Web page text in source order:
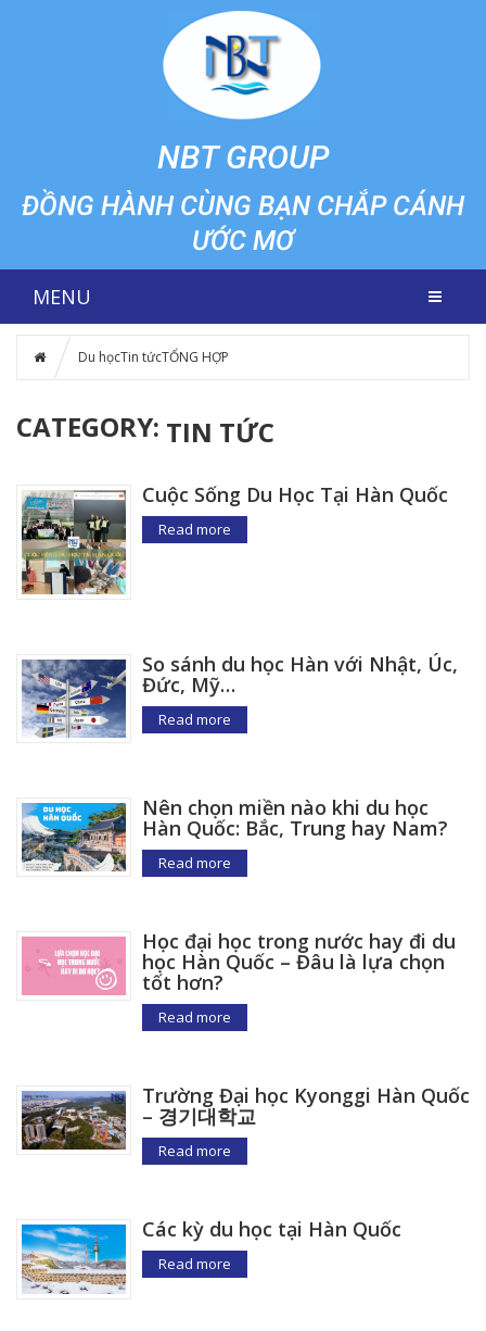
NBT GROUP
ĐỒNG HÀNH CÙNG BẠN CHẮP CÁNH
ƯỚC MƠ
MENU
Du họcTin tứcTỔNG HỢP
CATEGORY: TIN TỨC
Cuộc Sống Du Học Tại Hàn Quốc
Read more
So sánh du học Hàn với Nhật, Úc,
Đức, Mỹ…
Read more
Nên chọn miền nào khi du học
Hàn Quốc: Bắc, Trung hay Nam?
Read more
Học đại học trong nước hay đi du
học Hàn Quốc – Đâu là lựa chọn
tốt hơn?
Read more
Trường Đại học Kyonggi Hàn Quốc
– 경기대학교
Read more
Các kỳ du học tại Hàn Quốc
Read more